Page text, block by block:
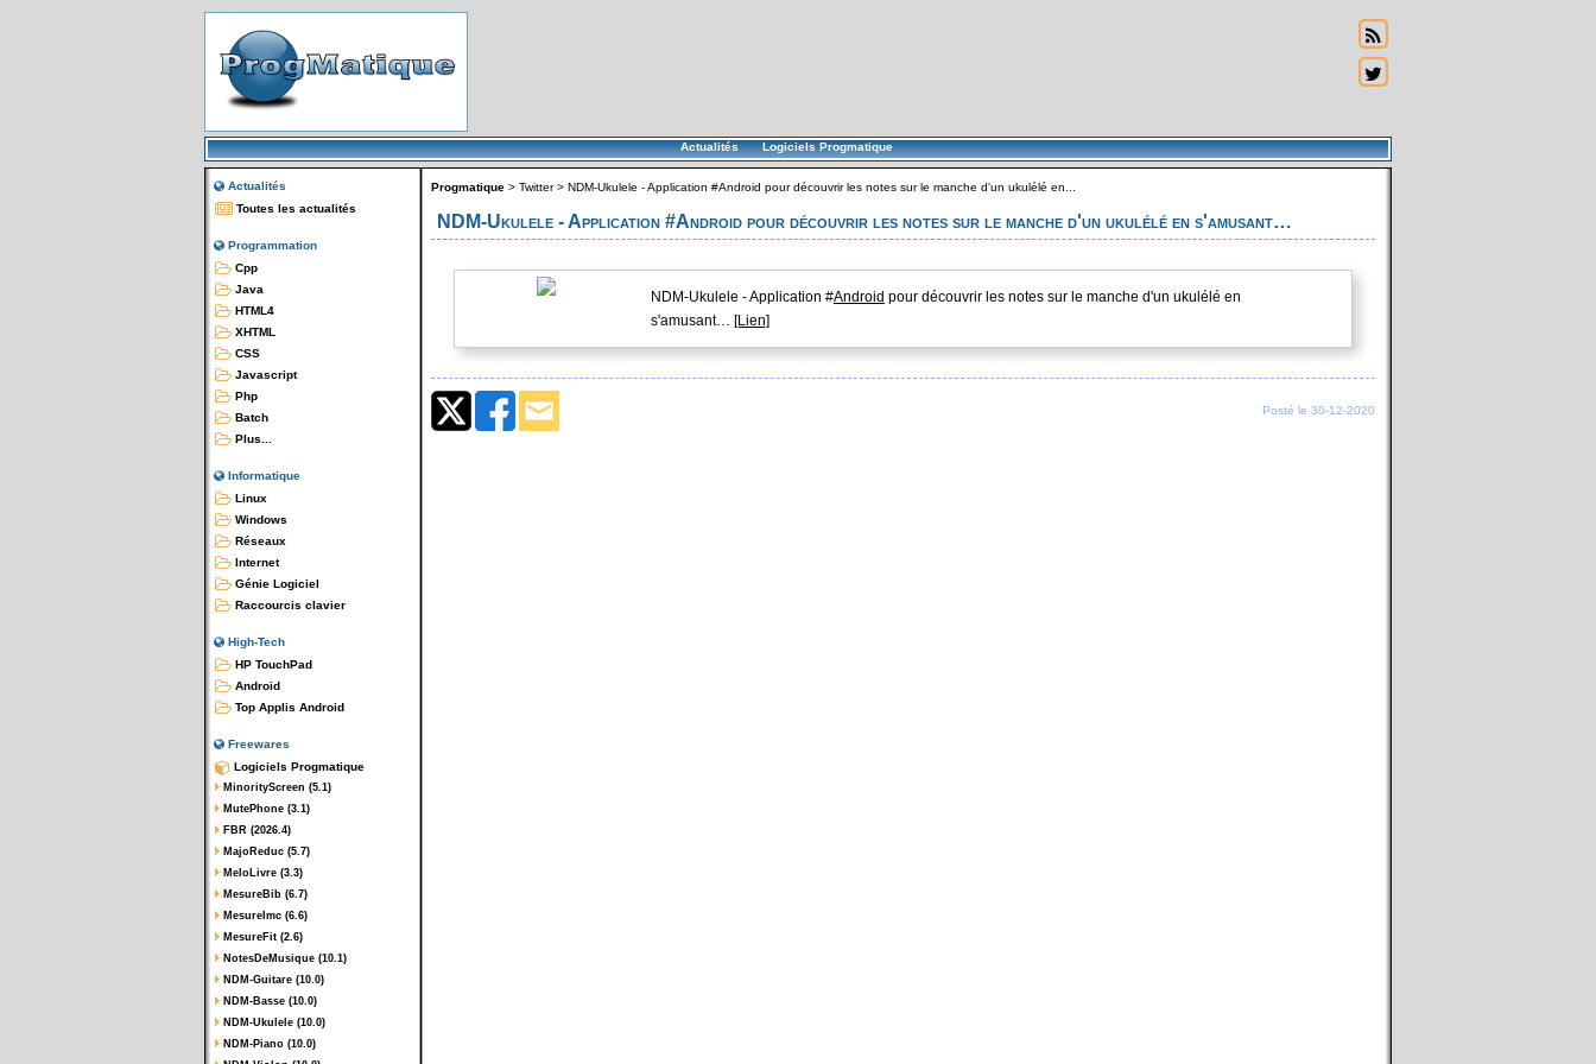
Actualités Logiciels Progmatique
Actualités
Toutes les actualités
Programmation
Cpp
Java
HTML4
XHTML
CSS
Javascript
Php
Batch
Plus...
Informatique
Linux
Windows
Réseaux
Internet
Génie Logiciel
Raccourcis clavier
High-Tech
HP TouchPad
Android
Top Applis Android
Freewares
Logiciels Progmatique
MinorityScreen (5.1)
MutePhone (3.1)
FBR (2026.4)
MajoReduc (5.7)
MeloLivre (3.3)
MesureBib (6.7)
MesureImc (6.6)
MesureFit (2.6)
NotesDeMusique (10.1)
NDM-Guitare (10.0)
NDM-Basse (10.0)
NDM-Ukulele (10.0)
NDM-Piano (10.0)
Progmatique > Twitter> NDM-Ukulele - Application #Android pour découvrir les notes sur le manche d'un ukulélé en...
NDM-Ukulele - Application #Android pour découvrir les notes sur le manche d'un ukulélé en s'amusant…
NDM-Ukulele - Application #Android pour découvrir les notes sur le manche d'un ukulélé en
s'amusant… [Lien]
Posté le 30-12-2020